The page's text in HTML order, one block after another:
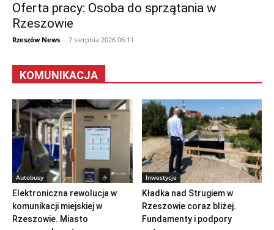
Oferta pracy: Osoba do sprzątania w
Rzeszowie
Rzeszów News - 7 sierpnia 2026 06:11
KOMUNIKACJA
Autobusy
Elektroniczna rewolucja w
komunikacji miejskiej w
Rzeszowie. Miasto
Inwestycje
Kładka nad Strugiem w
Rzeszowie coraz bliżej.
Fundamenty i podpory